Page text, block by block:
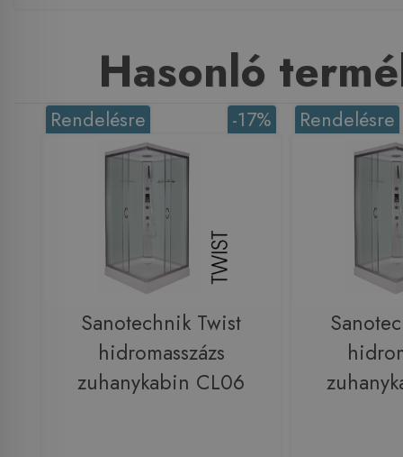
Hasonló
-17%
Rendelésre
Sanotechnik Twist
hidromasszázs
zuhanykabin CL06
Rendelésre